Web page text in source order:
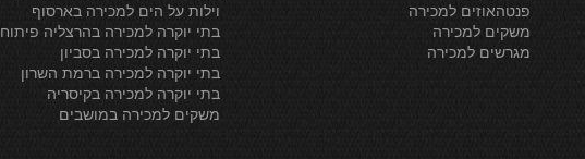
פנטהאוזים למכירה
משקים למכירה
מגרשים למכירה
וילות על הים למכירה בארסוף
בתי יוקרה למכירה בהרצליה פיתוח
בתי יוקרה למכירה בסביון
בתי יוקרה למכירה ברמת השרון
בתי יוקרה למכירה בקיסריה
משקים למכירה במושבים